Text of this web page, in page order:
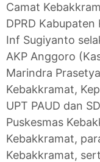
Camat
DPRD
Inf Sugiyanto
AKP Anggoro
Marindra
Kebakkramat,
UPT PAUD dan
Puskesmas
Kebakkramat,
Kebakkramat,